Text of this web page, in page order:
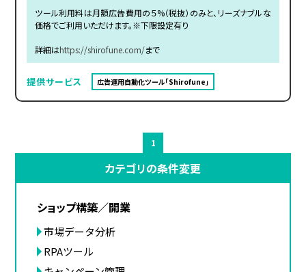
ツール利用料は月額広告費用の５%（税抜）のみと、リーズナブルな
価格でご利用いただけます。※下限設定有り
詳細はhttps://shirofune.com/まで
提供サービス 広告運用自動化ツール「Shirofune」
1
カテゴリの条件変更
ショップ構築／開業
市場データ分析
RPAツール